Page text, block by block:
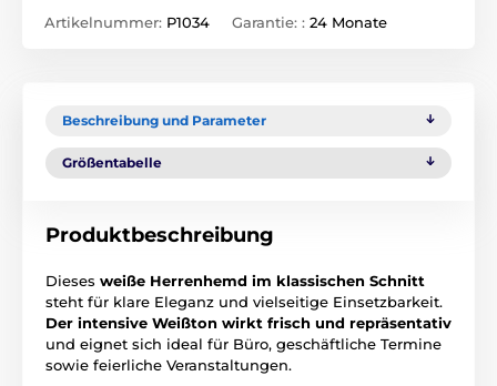
Artikelnummer: P1034 Garantie: : 24 Monate
Beschreibung und Parameter
Größentabelle
Produktbeschreibung
Dieses weiße Herrenhemd im klassischen Schnitt
steht für klare Eleganz und vielseitige Einsetzbarkeit.
Der intensive Weißton wirkt frisch und repräsentativ
und eignet sich ideal für Büro, geschäftliche Termine
sowie feierliche Veranstaltungen.